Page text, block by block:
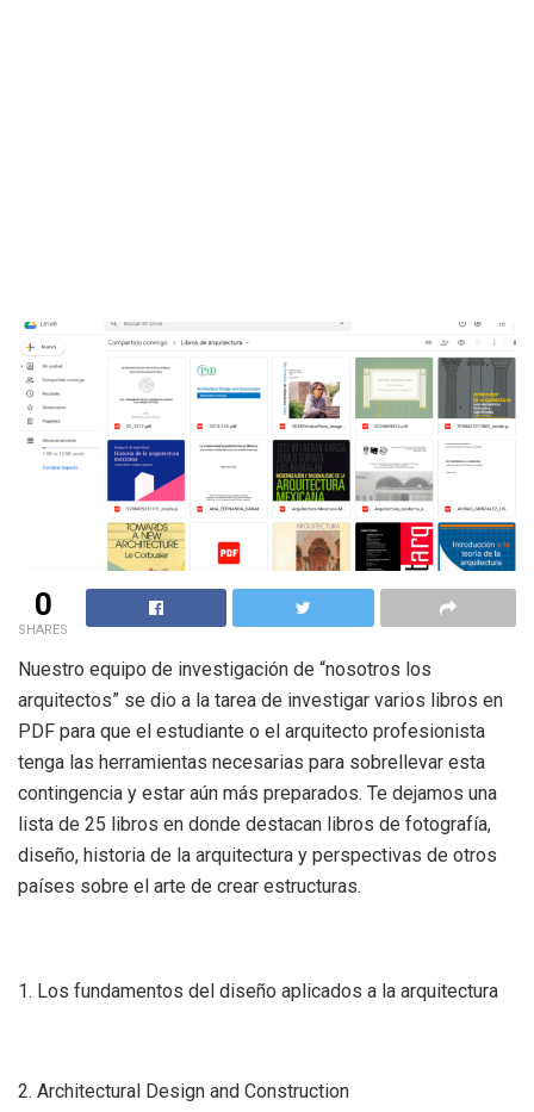
0
SHARES
Nuestro equipo de investigación de “nosotros los
arquitectos” se dio a la tarea de investigar varios libros en
PDF para que el estudiante o el arquitecto profesionista
tenga las herramientas necesarias para sobrellevar esta
contingencia y estar aún más preparados. Te dejamos una
lista de 25 libros en donde destacan libros de fotografía,
diseño, historia de la arquitectura y perspectivas de otros
países sobre el arte de crear estructuras.
1. Los fundamentos del diseño aplicados a la arquitectura
2. Architectural Design and Construction